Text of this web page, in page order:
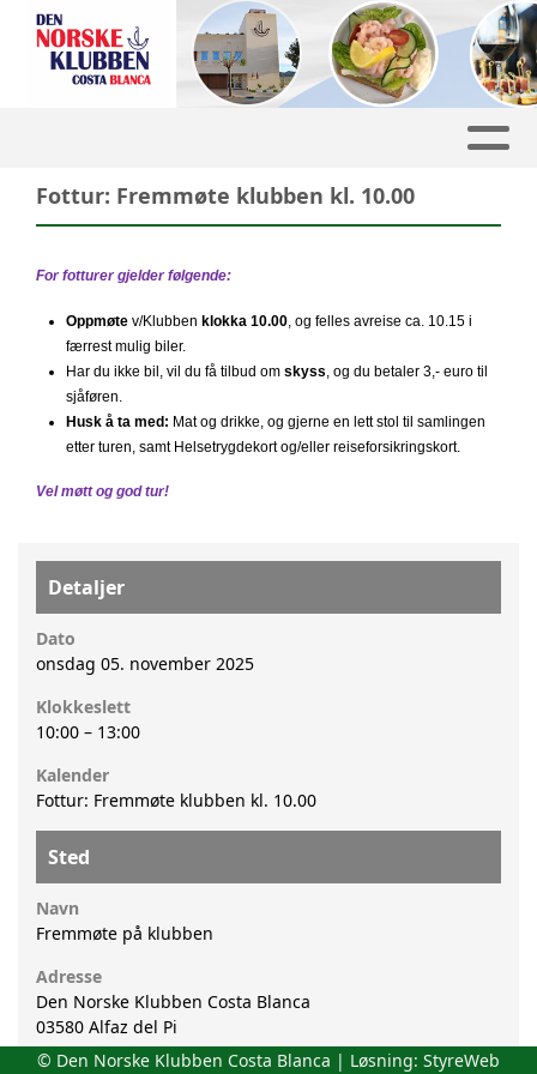
Fottur: Fremmøte klubben kl. 10.00
For fotturer gjelder følgende:
Oppmøte v/Klubben klokka 10.00 , og felles avreise ca. 10.15 i
færrest mulig biler.
Har du ikke bil, vil du få tilbud om skyss , og du betaler 3,- euro til
sjåføren.
Husk å ta med: Mat og drikke, og gjerne en lett stol til samlingen
etter turen, samt Helsetrygdekort og/eller reiseforsikringskort.
Vel møtt og god tur!
Detaljer
Dato
onsdag 05. november 2025
Klokkeslett
10:00 – 13:00
Kalender
Fottur: Fremmøte klubben kl. 10.00
Sted
Navn
Fremmøte på klubben
Adresse
Den Norske Klubben Costa Blanca
03580 Alfaz del Pi
Stedsbeskrivelse
© Den Norske Klubben Costa Blanca | Løsning: StyreWeb